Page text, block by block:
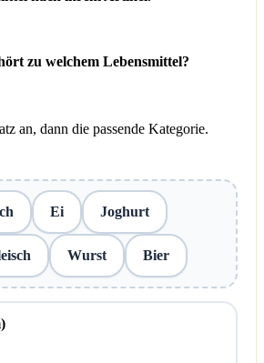
zu welchem Lebensmittel?
an, dann die passende Kategorie.
Ei Joghurt
Wurst Bier